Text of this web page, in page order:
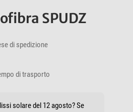
SPUDZ
di spedizione
di trasporto
solare del 12 agosto? Se